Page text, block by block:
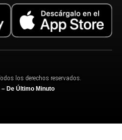
los derechos reservados.
De Último Minuto